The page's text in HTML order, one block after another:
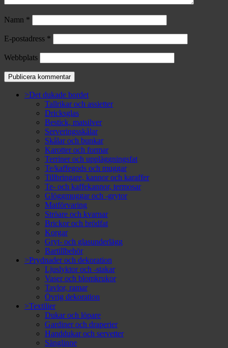
Namn *
E-postadress *
Webbplats
>Det dukade bordet
Tallrikar och assietter
Dricksglas
Bestick, matsilver
Serveringsskålar
Skålar och bunkar
Karotter och formar
Terriner och uppläggningsfat
Te/kaffegods och muggar
Tillbringare, kannor och karaffer
Te- och kaffekannor, termosar
Glöggmuggar och -grytor
Matförvaring
Ströare och kvarnar
Brickor och brödfat
Korgar
Gryt- och glasunderlägg
Bartillbehör
>Prydnader och dekoration
Ljuslyktor och -stakar
Vaser och blomkrukor
Tavlor, ramar
Övrig dekoration
>Textilier
Dukar och löpare
Gardiner och draperier
Handdukar och servetter
Sänglinne